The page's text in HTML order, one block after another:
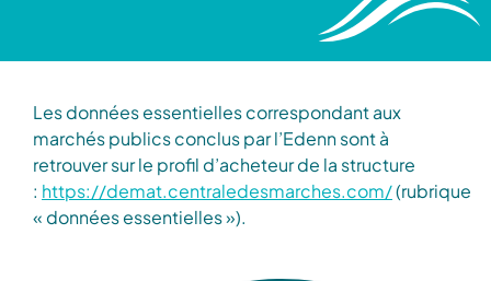
Historique des relevés de l’Observatoire
Historique des relevés de toxines
Glossaire
Les données essentielles correspondant aux
marchés publics conclus par l’Edenn sont à
retrouver sur le profil d’acheteur de la structure
: https://demat.centraledesmarches.com/(rubrique
« données essentielles »).